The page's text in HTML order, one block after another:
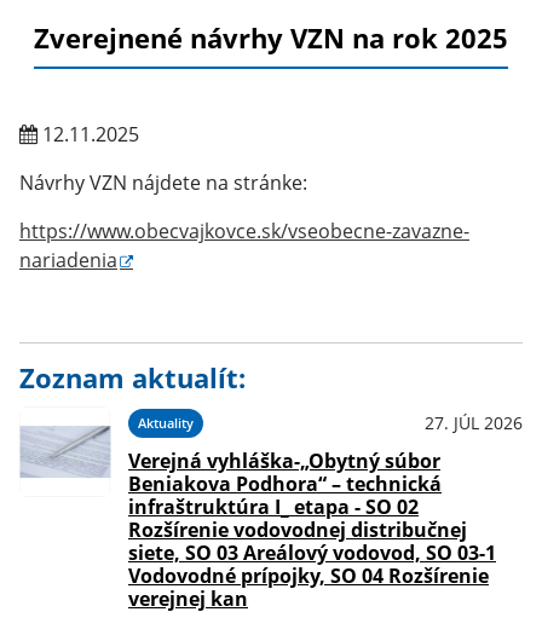
Zverejnené návrhy VZN na rok 2025
12.11.2025
Návrhy VZN nájdete na stránke:
https://www.obecvajkovce.sk/vseobecne-zavazne-
nariadenia
Zoznam aktualít:
Aktuality 27. JÚL 2026
Verejná vyhláška-„Obytný súbor
Beniakova Podhora“ – technická
infraštruktúra I_ etapa - SO 02
Rozšírenie vodovodnej distribučnej
siete, SO 03 Areálový vodovod, SO 03-1
Vodovodné prípojky, SO 04 Rozšírenie
verejnej kan